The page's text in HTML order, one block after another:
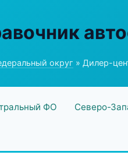
округ » Дилер-
ФО Северо-